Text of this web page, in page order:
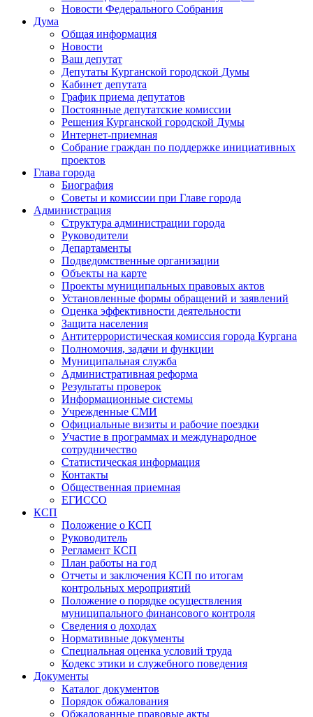
Новости Федерального Cобрания
Дума
Общая информация
Новости
Ваш депутат
Депутаты Курганской городской Думы
Кабинет депутата
График приема депутатов
Постоянные депутатские комиссии
Решения Курганской городской Думы
Интернет-приемная
Собрание граждан по поддержке инициативных
проектов
Глава города
Биография
Советы и комиссии при Главе города
Администрация
Структура администрации города
Руководители
Департаменты
Подведомственные организации
Объекты на карте
Проекты муниципальных правовых актов
Установленные формы обращений и заявлений
Оценка эффективности деятельности
Защита населения
Антитеррористическая комиссия города Кургана
Полномочия, задачи и функции
Муниципальная служба
Административная реформа
Результаты проверок
Информационные системы
Учрежденные СМИ
Официальные визиты и рабочие поездки
Участие в программах и международное
сотрудничество
Статистическая информация
Контакты
Общественная приемная
ЕГИССО
КСП
Положение о КСП
Руководитель
Регламент КСП
План работы на год
Отчеты и заключения КСП по итогам
контрольных мероприятий
Положение о порядке осуществления
муниципального финансового контроля
Сведения о доходах
Нормативные документы
Специальная оценка условий труда
Кодекс этики и служебного поведения
Документы
Каталог документов
Порядок обжалования
Обжалованные правовые акты